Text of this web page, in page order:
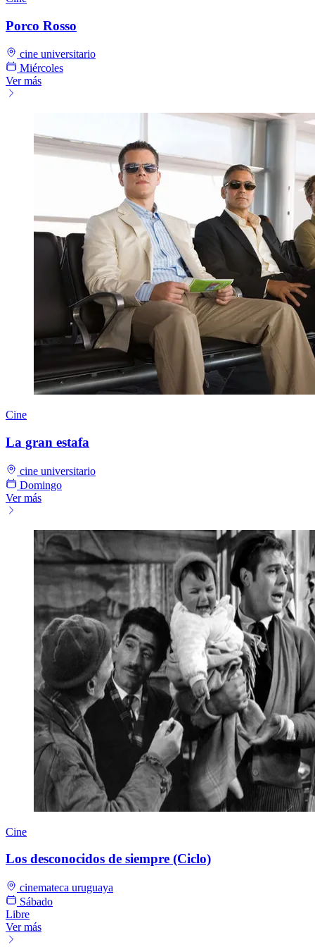
Porco Rosso
cine universitario
Miércoles
Ver más
Cine
La gran estafa
cine universitario
Domingo
Ver más
Cine
Los desconocidos de siempre (Ciclo)
cinemateca uruguaya
Sábado
Libre
Ver más